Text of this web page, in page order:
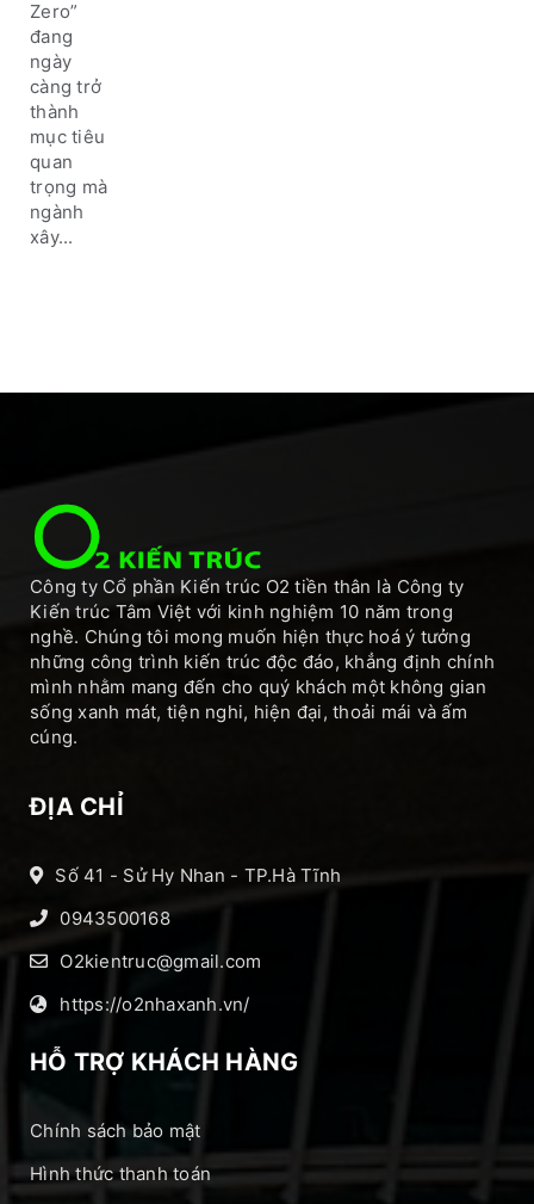
vững
Zero”
đang
ngày
càng trở
thành
mục tiêu
quan
trọng mà
ngành
xây...
Công ty Cổ phần Kiến trúc O2 tiền thân là Công ty
Kiến trúc Tâm Việt với kinh nghiệm 10 năm trong
nghề. Chúng tôi mong muốn hiện thực hoá ý tưởng
những công trình kiến trúc độc đáo, khẳng định chính
mình nhằm mang đến cho quý khách một không gian
sống xanh mát, tiện nghi, hiện đại, thoải mái và ấm
cúng.
ĐỊA CHỈ
Số 41 - Sử Hy Nhan - TP.Hà Tĩnh
0943500168
O2kientruc@gmail.com
https://o2nhaxanh.vn/
HỖ TRỢ KHÁCH HÀNG
Chính sách bảo mật
Hình thức thanh toán